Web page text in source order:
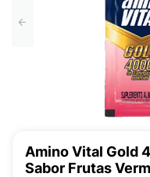
Amino Vital Gold
Sabor Frutas